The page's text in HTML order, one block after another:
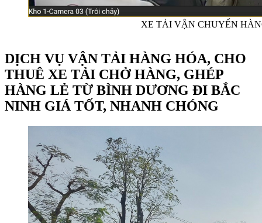
XE TẢI VẬN CHUYỂN
DỊCH VỤ VẬN TẢI HÀNG HÓA, CHO
THUÊ XE TẢI CHỞ HÀNG, GHÉP
HÀNG LẺ TỪ BÌNH DƯƠNG ĐI BẮC
NINH GIÁ TỐT, NHANH CHÓNG